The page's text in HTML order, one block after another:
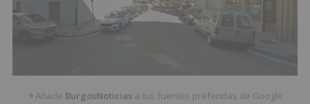
★Añade BurgosNoticias a tus fuentes preferidas de Google